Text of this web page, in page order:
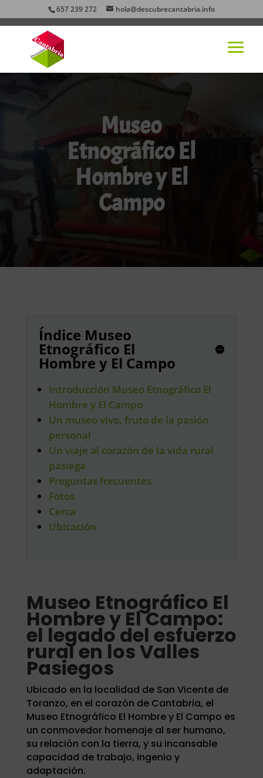
657 239 272 hola@descubrecantabria.info
Museo
Etnográfico El
Hombre y El
Campo
Índice Museo
Etnográfico El
Hombre y El Campo
Introducción Museo Etnográfico El
Hombre y El Campo
Un museo vivo, fruto de la pasión
personal
Un viaje al corazón de la vida rural
pasiega
Preguntas frecuentes
Fotos
Cerca
Ubicación
Museo Etnográfico El
Hombre y El Campo:
el legado del esfuerzo
rural en los Valles
Pasiegos
Ubicado en la localidad de San Vicente de
Toranzo, en el corazón de Cantabria, el
Museo Etnográfico El Hombre y El Campo es
un conmovedor homenaje al ser humano,
su relación con la tierra, y su incansable
capacidad de trabajo, ingenio y
adaptación.